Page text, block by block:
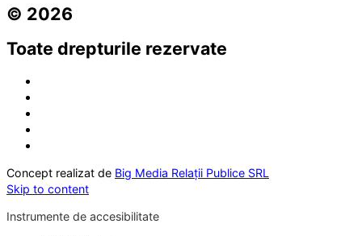
© 2026
Toate drepturile rezervate
Concept realizat de Big Media Relații Publice SRL
Skip to content
Instrumente de accesibilitate